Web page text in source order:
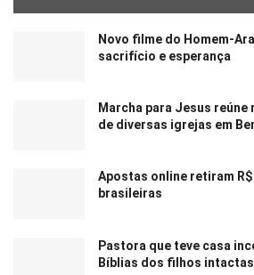
Novo filme do Homem-
sacrifício e esperança
Marcha para Jesus
de diversas igrejas em
Apostas online retiram
brasileiras
Pastora que teve casa
Bíblias dos filhos intactas: